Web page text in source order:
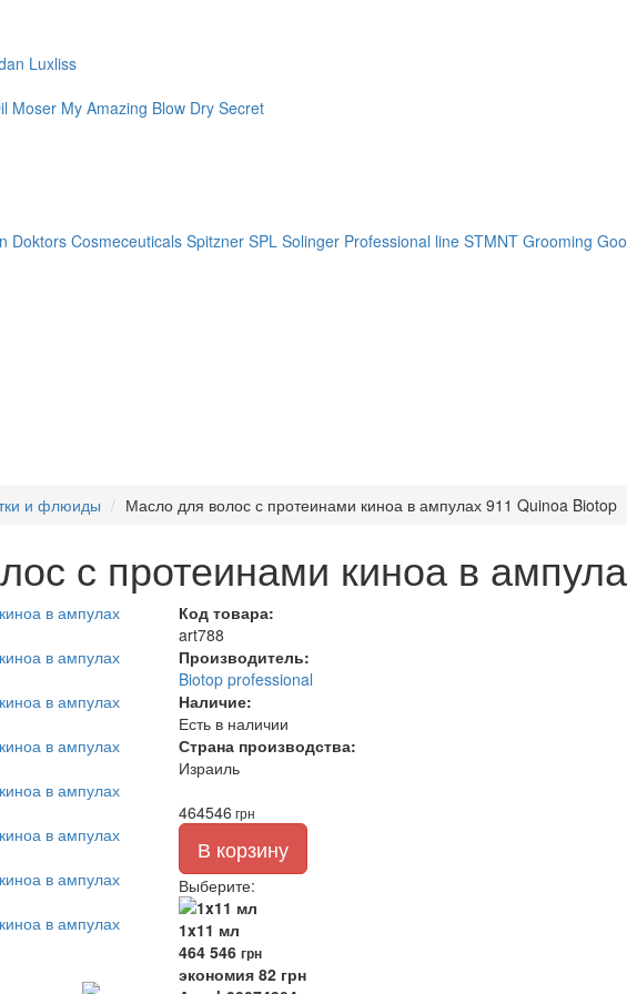
Luxliss
Moser My Amazing Blow Dry Secret
Doktors Cosmeceuticals Spitzner SPL Solinger Professional line STMNT Grooming
и флюиды Масло для волос с протеинами киноа в ампулах 911 Quinoa Biotop
с протеинами киноа в
Код товара:
art788
Производитель:
Biotop professional
Наличие:
Есть в наличии
Страна производства:
Израиль
464546 грн
В корзину
Выберите:
1x11 мл
464 546 грн
экономия 82 грн